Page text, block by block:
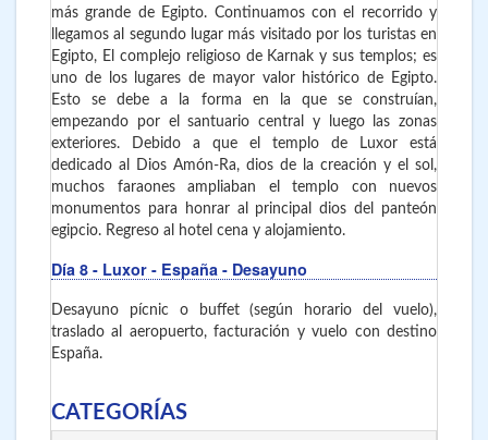
más grande de Egipto. Continuamos con el recorrido y
llegamos al segundo lugar más visitado por los turistas en
Egipto, El complejo religioso de Karnak y sus templos; es
uno de los lugares de mayor valor histórico de Egipto.
Esto se debe a la forma en la que se construían,
empezando por el santuario central y luego las zonas
exteriores. Debido a que el templo de Luxor está
dedicado al Dios Amón-Ra, dios de la creación y el sol,
muchos faraones ampliaban el templo con nuevos
monumentos para honrar al principal dios del panteón
egipcio. Regreso al hotel cena y alojamiento.
Día 8 - Luxor - España - Desayuno
Desayuno pícnic o buffet (según horario del vuelo),
traslado al aeropuerto, facturación y vuelo con destino
España.
CATEGORÍAS